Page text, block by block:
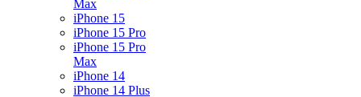
Max
iPhone 15
iPhone 15 Pro
iPhone 15 Pro
Max
iPhone 14
iPhone 14 Plus